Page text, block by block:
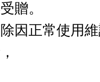
贈。
因正常使用